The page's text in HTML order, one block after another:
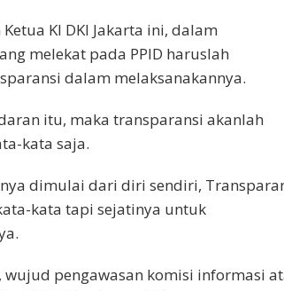
KI DKI Jakarta ini, dalam
melekat pada PPID haruslah
dalam melaksanakannya.
itu, maka transparansi akanlah
kata saja.
dimulai dari diri sendiri,
kata tapi sejatinya untuk
pengawasan komisi informasi